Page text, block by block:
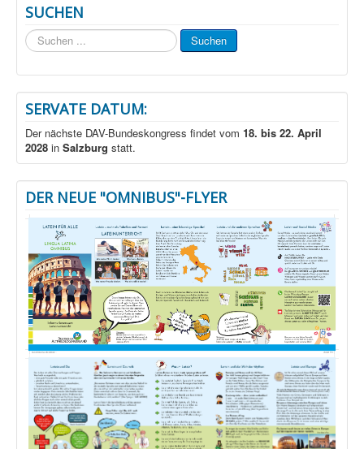
SUCHEN
Suchen
...
Suchen
SERVATE DATUM:
Der nächste DAV-Bundeskongress findet vom 18. bis 22. April
2028 in Salzburg statt.
DER NEUE "OMNIBUS"-FLYER